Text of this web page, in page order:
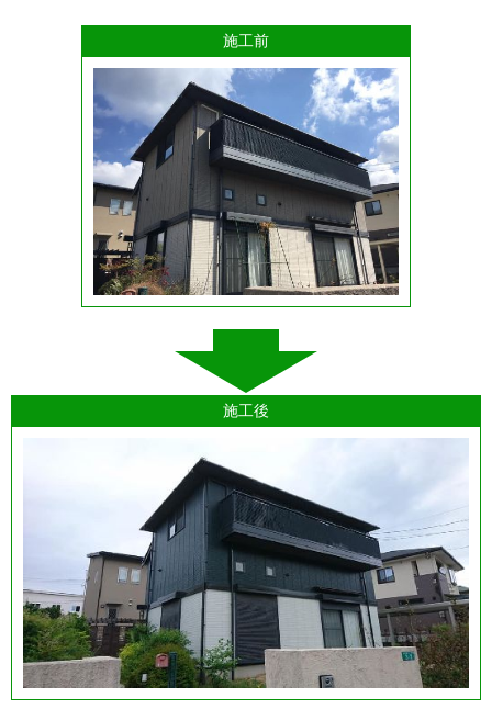
施工前
施工後